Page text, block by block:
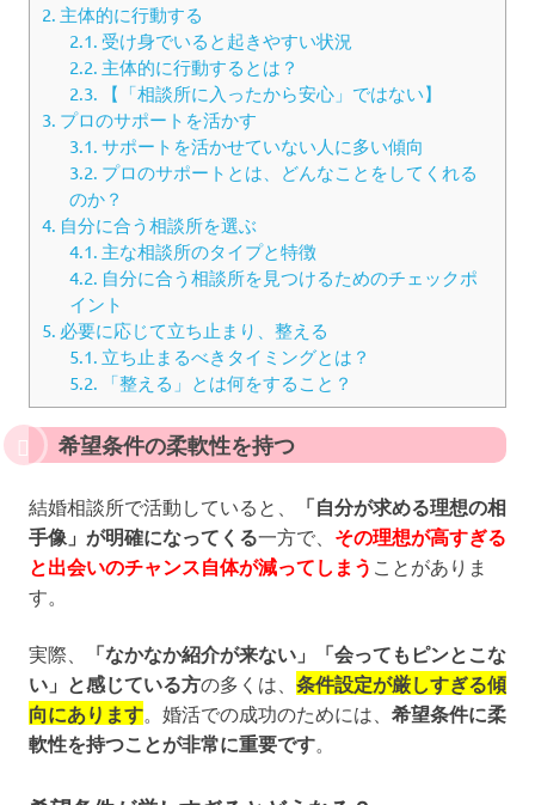
2. 主体的に行動する
2.1. 受け身でいると起きやすい状況
2.2. 主体的に行動するとは？
2.3.
【「相談所に入ったから安心」ではない】
3. プロのサポートを活かす
3.1. サポートを活かせていない人に多い傾向
3.2. プロのサポートとは、どんなことをしてくれる
のか？
4. 自分に合う相談所を選ぶ
4.1. 主な相談所のタイプと特徴
4.2. 自分に合う相談所を見つけるためのチェックポ
イント
5. 必要に応じて立ち止まり、整える
5.1. 立ち止まるべきタイミングとは？
5.2.
「整える」とは何をすること？
希望条件の柔軟性を持つ
結婚相談所で活動していると、
「自分が求める理想の相
手像」が明確になってくる一方で、 その理想が高すぎる
と出会いのチャンス自体が減ってしまう ことがありま
す。
実際、
「なかなか紹介が来ない」「会ってもピンとこな
い」と感じている方の多くは、 条件設定が厳しすぎる傾
向にあります 。婚活での成功のためには、 希望条件に柔
軟性を持つことが非常に重要です